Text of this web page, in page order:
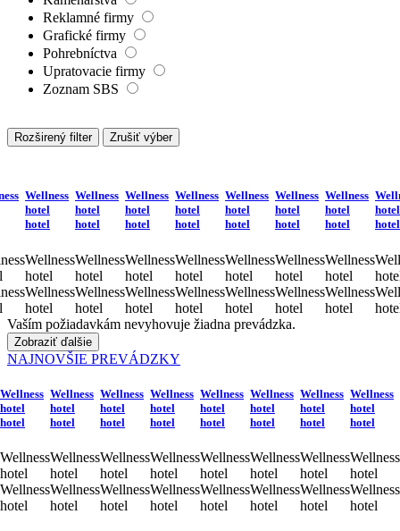
Reklamné firmy
Grafické firmy
Pohrebníctva
Upratovacie firmy
Zoznam SBS
Rozširený filter Zrušiť výber
Wellness
hotel
hotel
Wellness
hotel
Wellness
hotel
Wellness
hotel
hotel
Wellness
hotel
Wellness
hotel
Wellness
hotel
hotel
Wellness
hotel
Wellness
hotel
Wellness
hotel
hotel
Wellness
hotel
Wellness
hotel
Wellness
hotel
hotel
Wellness
hotel
Wellness
hotel
Wellness
hotel
hotel
Wellness
hotel
Wellness
hotel
Wellness
hotel
hotel
Wellness
hotel
Wellness
hotel
hotel
hotel
Vaším požiadavkám nevyhovuje žiadna prevádzka.
Zobraziť ďalšie
NAJNOVŠIE PREVÁDZKY
Wellness
hotel
hotel
Wellness
hotel
Wellness
hotel
Wellness
hotel
hotel
Wellness
hotel
Wellness
hotel
Wellness
hotel
hotel
Wellness
hotel
Wellness
hotel
Wellness
hotel
hotel
Wellness
hotel
Wellness
hotel
Wellness
hotel
hotel
Wellness
hotel
Wellness
hotel
Wellness
hotel
hotel
Wellness
hotel
Wellness
hotel
Wellness
hotel
hotel
Wellness
hotel
Wellness
hotel
Wellness
hotel
hotel
Wellness
hotel
Wellness
hotel